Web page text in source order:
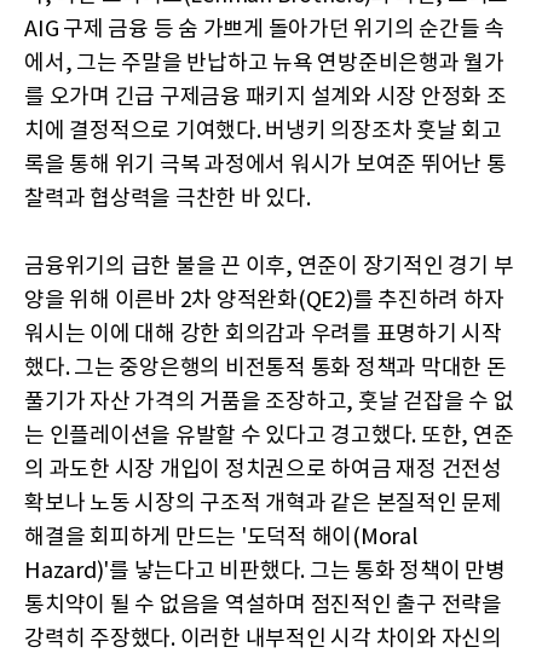
AIG 구제 금융 등 숨 가쁘게 돌아가던 위기의 순간들 속
에서, 그는 주말을 반납하고 뉴욕 연방준비은행과 월가
를 오가며 긴급 구제금융 패키지 설계와 시장 안정화 조
치에 결정적으로 기여했다. 버냉키 의장조차 훗날 회고
록을 통해 위기 극복 과정에서 워시가 보여준 뛰어난 통
찰력과 협상력을 극찬한 바 있다.
금융위기의 급한 불을 끈 이후, 연준이 장기적인 경기 부
양을 위해 이른바 2차 양적완화(QE2)를 추진하려 하자
워시는 이에 대해 강한 회의감과 우려를 표명하기 시작
했다. 그는 중앙은행의 비전통적 통화 정책과 막대한 돈
풀기가 자산 가격의 거품을 조장하고, 훗날 걷잡을 수 없
는 인플레이션을 유발할 수 있다고 경고했다. 또한, 연준
의 과도한 시장 개입이 정치권으로 하여금 재정 건전성
확보나 노동 시장의 구조적 개혁과 같은 본질적인 문제
해결을 회피하게 만드는 '도덕적 해이(Moral
Hazard)'를 낳는다고 비판했다. 그는 통화 정책이 만병
통치약이 될 수 없음을 역설하며 점진적인 출구 전략을
강력히 주장했다. 이러한 내부적인 시각 차이와 자신의